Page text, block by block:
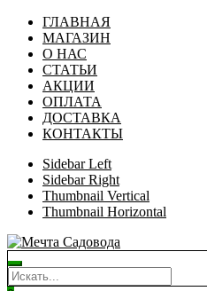
ГЛАВНАЯ
МАГАЗИН
О НАС
СТАТЬИ
АКЦИИ
ОПЛАТА
ДОСТАВКА
КОНТАКТЫ
Sidebar Left
Sidebar Right
Thumbnail Vertical
Thumbnail Horizontal